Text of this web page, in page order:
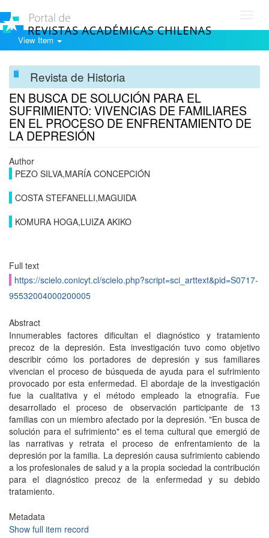
View Item
Revista de Historia
EN BUSCA DE SOLUCIÓN PARA EL
SUFRIMIENTO: VIVENCIAS DE FAMILIARES
EN EL PROCESO DE ENFRENTAMIENTO DE
LA DEPRESIÓN
Author
PEZO SILVA,MARÍA CONCEPCIÓN
COSTA STEFANELLI,MAGUIDA
KOMURA HOGA,LUIZA AKIKO
Full text
https://scielo.conicyt.cl/scielo.php?script=sci_arttext&pid=S0717-
95532004000200005
Abstract
Innumerables factores dificultan el diagnóstico y tratamiento
precoz de la depresión. Esta investigación tuvo como objetivo
describir cómo los portadores de depresión y sus familiares
vivencian el proceso de búsqueda de ayuda para el sufrimiento
provocado por esta enfermedad. El abordaje de la investigación
fue la cualitativa y el método empleado la etnografía. Fue
desarrollado el proceso de observación participante de 13
familias con un miembro afectado por la depresión. "En busca de
solución para el sufrimiento" es el tema cultural que emergió de
las narrativas y retrata el proceso de enfrentamiento de la
depresión por la familia. La depresión causa sufrimiento cabiendo
a los profesionales de salud y a la propia sociedad la contribución
para el diagnóstico precoz de la enfermedad y su debido
tratamiento.
Metadata
Show full item record